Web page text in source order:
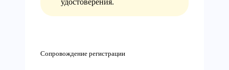
удостоверения.
Сопровождение регистрации